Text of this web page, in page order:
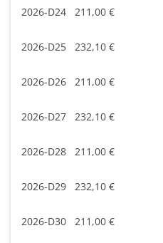
2026-D24 211,00 €
2026-D25 232,10 €
2026-D26 211,00 €
2026-D27 232,10 €
2026-D28 211,00 €
2026-D29 232,10 €
2026-D30 211,00 €